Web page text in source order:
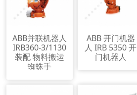
ABB并联机器人
IRB360-3/1130
装配 物料搬运
蜘蛛手
ABB 开门机器
人 IRB 5350 开
门机器人